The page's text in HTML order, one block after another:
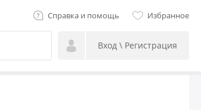
Справка и помощь Избранное
Вход \ Регистрация